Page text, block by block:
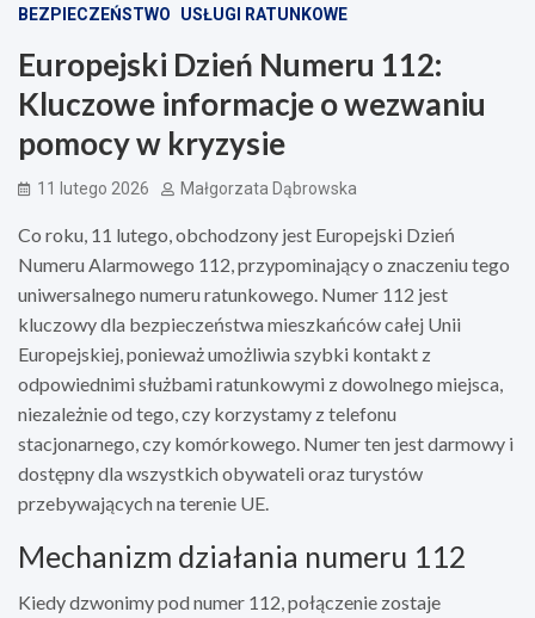
BEZPIECZEŃSTWO USŁUGI RATUNKOWE
Europejski Dzień Numeru 112:
Kluczowe informacje o wezwaniu
pomocy w kryzysie
11 lutego 2026 Małgorzata Dąbrowska
Co roku, 11 lutego, obchodzony jest Europejski Dzień
Numeru Alarmowego 112, przypominający o znaczeniu tego
uniwersalnego numeru ratunkowego. Numer 112 jest
kluczowy dla bezpieczeństwa mieszkańców całej Unii
Europejskiej, ponieważ umożliwia szybki kontakt z
odpowiednimi służbami ratunkowymi z dowolnego miejsca,
niezależnie od tego, czy korzystamy z telefonu
stacjonarnego, czy komórkowego. Numer ten jest darmowy i
dostępny dla wszystkich obywateli oraz turystów
przebywających na terenie UE.
Mechanizm działania numeru 112
Kiedy dzwonimy pod numer 112, połączenie zostaje